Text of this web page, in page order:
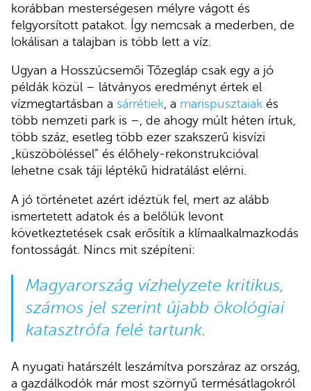
korábban mesterségesen mélyre vágott és
felgyorsított patakot. Így nemcsak a mederben, de
lokálisan a talajban is több lett a víz.
Ugyan a Hosszúcsemői Tőzegláp csak egy a jó
példák közül – látványos eredményt értek el
vízmegtartásban a sárrétiek, a marispusztaiak és
több nemzeti park is –, de ahogy múlt héten írtuk,
több száz, esetleg több ezer szakszerű kisvízi
„küszöböléssel” és élőhely-rekonstrukcióval
lehetne csak táji léptékű hidratálást elérni.
A jó történetet azért idéztük fel, mert az alább
ismertetett adatok és a belőlük levont
következtetések csak erősítik a klímaalkalmazkodás
fontosságát. Nincs mit szépíteni:
Magyarország vízhelyzete kritikus,
számos jel szerint újabb ökológiai
katasztrófa felé tartunk.
A nyugati határszélt leszámítva porszáraz az ország,
a gazdálkodók már most szörnyű termésátlagokról